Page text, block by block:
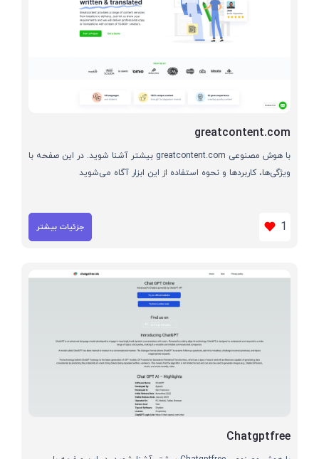
greatcontent.com
با هوش مصنوعی greatcontent.com بیشتر آشنا شوید. در این صفحه با
ویژگی‌ها، کاربردها و نحوه استفاده از این ابزار آگاه می‌شوید
1 جزئیات بیشتر
Chatgptfree